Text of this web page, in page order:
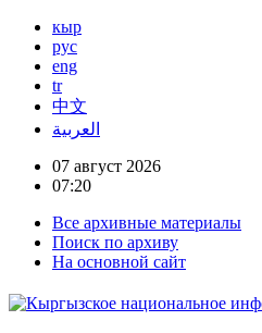
кыр
рус
eng
tr
中文
العربية
07 август 2026
07:20
Все архивные материалы
Поиск по архиву
На основной сайт